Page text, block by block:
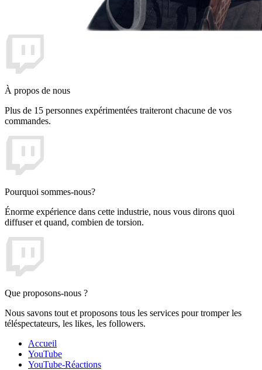
À propos de nous
Plus de 15 personnes expérimentées traiteront chacune de vos
commandes.
Pourquoi sommes-nous?
Énorme expérience dans cette industrie, nous vous dirons quoi
diffuser et quand, combien de torsion.
Que proposons-nous ?
Nous savons tout et proposons tous les services pour tromper les
téléspectateurs, les likes, les followers.
Accueil
YouTube
YouTube-Réactions